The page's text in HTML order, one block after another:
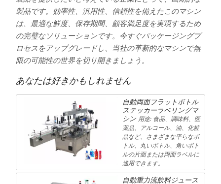
製品です。効率性、汎用性、信頼性を備えたこのマシン
は、最適な鮮度、保存期間、顧客満足度を実現するため
の完璧なソリューションです。今すぐパッケージングプ
ロセスをアップグレードし、当社の革新的なマシンで無
限の可能性の世界を切り開きましょう。
あなたは好きかもしれません
自動両面フラットボトル
ステッカーラベリングマ
シン 用途: 食品、調味料、医
薬品、アルコール、油、化粧
品など、さまざまな平らなボ
トル、丸いボトル、角いボト
ルの片面または両面ラベルに
適用できます。
自動重力流飲料ジュース